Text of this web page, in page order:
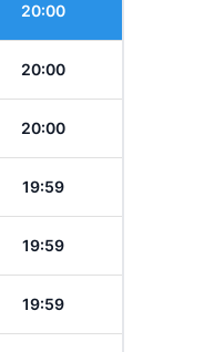
20:00
20:00
20:00
19:59
19:59
19:59